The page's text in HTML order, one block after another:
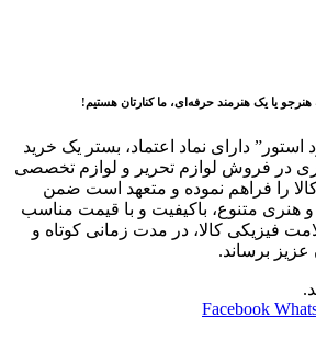
یا یک هنرمند حرفه‌ای، ما کنارتان هستیم!
استور” دارای نماد اعتماد، بستر یک خرید
در فروش لوازم تحریر و لوازم تخصصی
را فراهم نموده و متعهد است ضمن
و هنری متنوع، باکیفیت و با قیمت مناسب
فیزیکی کالا، در مدت زمانی کوتاه و
برساند.
Facebook